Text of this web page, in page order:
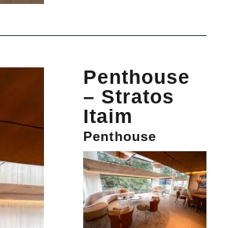
Penthouse
– Stratos
Itaim
Penthouse